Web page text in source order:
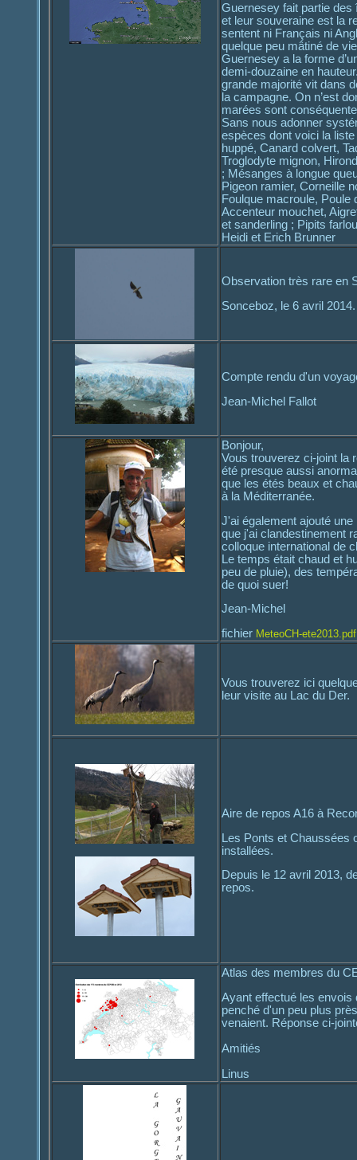
Guernesey fait partie
et leur souveraine est la
sentent ni Français ni
quelque peu mâtiné de
Guernesey a la forme
demi-douzaine en
grande majorité vit dans
la campagne. On n’est
marées sont
Sans nous adonner
espèces dont voici la
huppé, Canard colvert,
Troglodyte mignon,
; Mésanges à longue
Pigeon ramier, Corneille
Foulque macroule, Poule
Accenteur mouchet,
et sanderling ; Pipits
Heidi et Erich Brunner
Observation très rare en
Sonceboz, le 6 avril 2014.
Compte rendu d'un
Jean-Michel Fallot
Bonjour,
Vous trouverez ci-joint la
été presque aussi
que les étés beaux et
à la Méditerranée.
J'ai également ajouté
que j'ai clandestinement
colloque international de
Le temps était chaud et
peu de pluie), des
de quoi suer!
Jean-Michel
fichier MeteoCH-ete2013.pdf
Vous trouverez ici
leur visite au Lac du Der.
Aire de repos A16 à
Les Ponts et
installées.
Depuis le 12 avril 2013,
repos.
Atlas des membres du
Ayant effectué les envois
penché d'un peu plus
venaient. Réponse ci-
Amitiés
Linus